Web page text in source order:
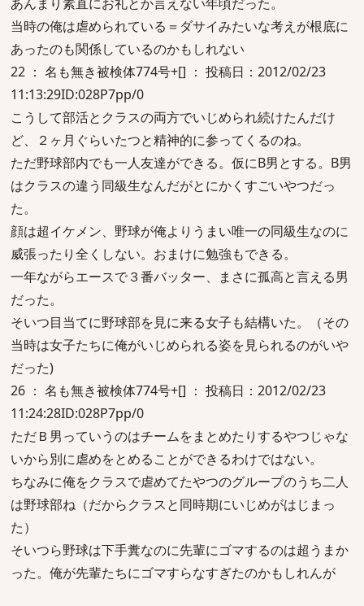
当時の俺は虐められている＝ダサイみたいな考えが根底に
あったのも関係しているのかもしれない
22 ： 名も無き被検体774号+[] ： 投稿日：2012/02/23
11:13:29ID:028P7pp/0
こうして部活とクラスの両方でいじめられ続けたんだけ
ど、２ヶ月ぐらいたつと精神的に参ってくるのね。
ただ野球部内でも一人友達ができる。仮にB男とする。B男
はクラスの違う同級生なんだがとにかくすごいやつだっ
た。
顔は超イケメン、野球が俺よりうまい唯一の同級生なのに
威張ったり全くしない。おまけに勉強もできる。
一年ながらエースで３番バッター、まさに孤高と言える男
だった。
そいつ目当てに野球部を見に来る女子も結構いた。（その
当時は女子たちに俺がいじめられる姿を見られるのがいや
だった)
26 ： 名も無き被検体774号+[] ： 投稿日：2012/02/23
11:24:28ID:028P7pp/0
ただＢ男っていうのはチームをまとめたりするやつじゃな
いから別に虐めをとめることができるわけではない。
ちなみに俺をクラスで虐めてたやつのグループのうち二人
は野球部ね（だからクラスと同時期にいじめがはじまっ
た）
そいつら野球は下手糞なのに先輩にゴマするのは超うまか
った。俺が先輩たちにゴマすらなすぎたのかもしれんが